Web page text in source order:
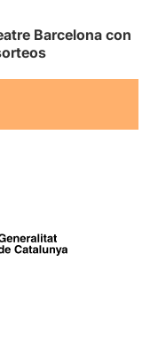
Barcelona con